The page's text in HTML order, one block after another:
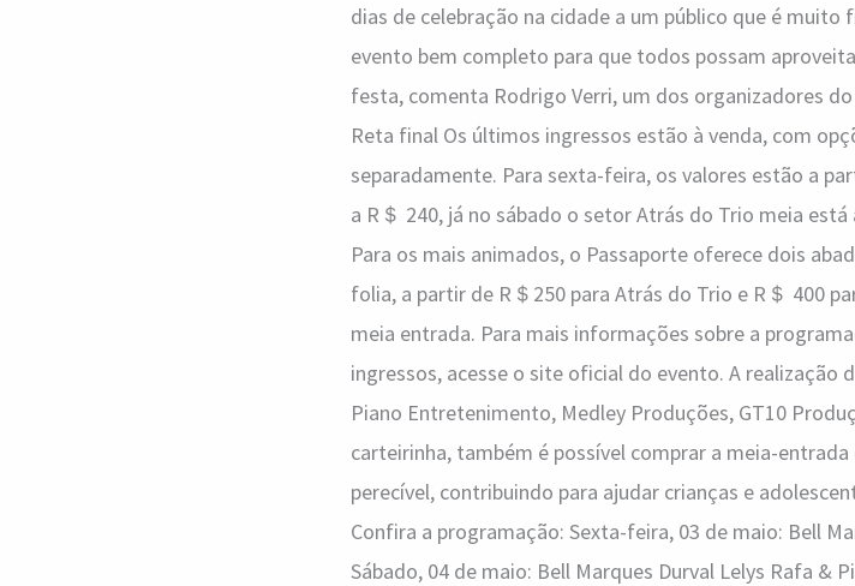
dias de celebração na cidade a um público que é muito
evento bem completo para que todos possam
festa, comenta Rodrigo Verri, um dos organizadores
Reta final Os últimos ingressos estão à venda, com
separadamente. Para sexta-feira, os valores estão a
a R＄ 240, já no sábado o setor Atrás do Trio meia
Para os mais animados, o Passaporte oferece dois
folia, a partir de R＄250 para Atrás do Trio e R＄ 400
meia entrada. Para mais informações sobre a
ingressos, acesse o site oficial do evento. A realização
Piano Entretenimento, Medley Produções, GT10
carteirinha, também é possível comprar a meia-
perecível, contribuindo para ajudar crianças e
Confira a programação: Sexta-feira, 03 de maio: Bell
Sábado, 04 de maio: Bell Marques Durval Lelys Rafa &